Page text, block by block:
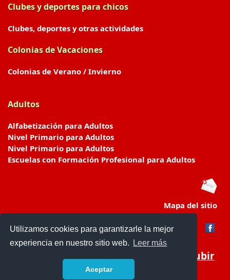
Utilizamos cookies para garantizarle la mejor
experiencia en nuestro sitio web.
Leer más
Aceptar
Clubes y deportes para chicos
Clubes, deportes y otras actividades
Colonias de Vacaciones
Colonias de Verano / Invierno
Adultos
Alfabetización para Adultos
Nivel Primario para Adultos
Nivel Primario para Adultos
Escuelas con Formación Profesional para Adultos
Mapa del sitio
Subir